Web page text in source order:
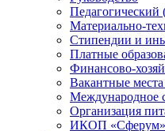
Педагогический
Материально-
Стипендии и
Платные
Финансово-
Вакантные
Международное
Организация
ИКОП «Сферум»